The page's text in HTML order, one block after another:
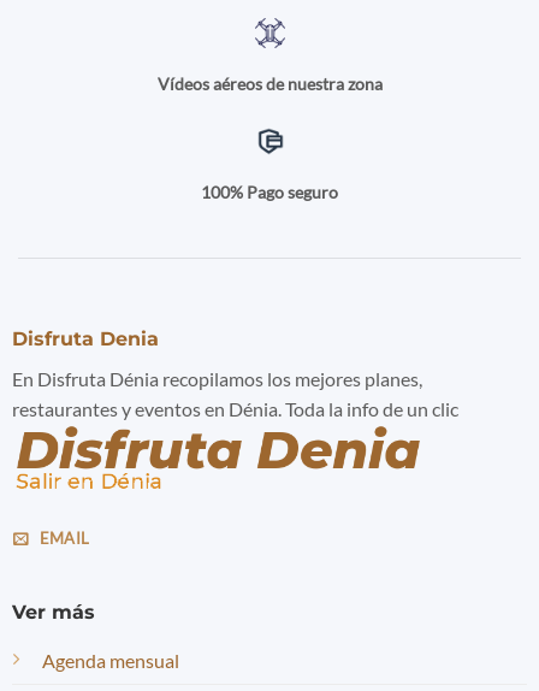
Vídeos aéreos de nuestra zona
100% Pago seguro
Disfruta Denia
En Disfruta Dénia recopilamos los mejores planes,
restaurantes y eventos en Dénia. Toda la info de un clic
EMAIL
Ver más
Agenda mensual